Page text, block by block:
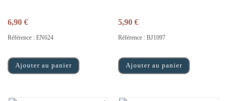
6,90 €
Référence : EN624
Ajouter au panier
5,90€
Référence : BJ1097
Ajouter au panier